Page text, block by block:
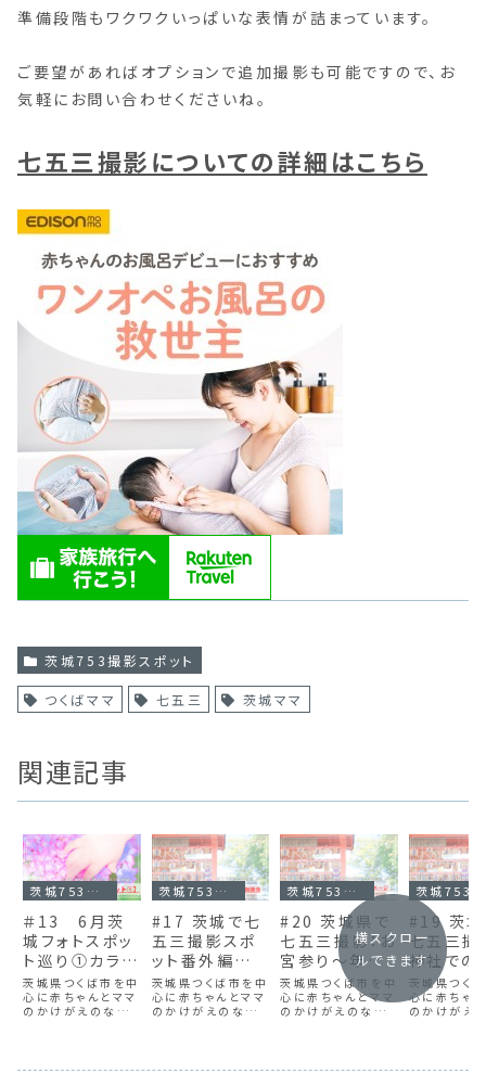
準備段階もワクワクいっぱいな表情が詰まっています。
ご要望があればオプションで追加撮影も可能ですので、お
気軽にお問い合わせくださいね。
七五三撮影についての詳細はこちら
茨城753撮影スポット
つくばママ 七五三 茨城ママ
関連記事
茨城753撮影スポット
＃13 6月茨
城フォトスポッ
ト巡り①カラフ
ルな紫陽花＠
雨引観音・大
宝八幡宮
茨城県つくば市を中
心に赤ちゃんとママ
のかけがえのない
たねの齊藤初美で
茨城753撮影スポット
#17 茨城で七
五三撮影スポ
ット番外編〜
千葉県成田山
新勝寺〜
茨城県つくば市を中
心に赤ちゃんとママ
のかけがえのない
たねの齊藤初美で
茨城753撮影スポット
#20 茨城県で
七五三撮影：お
宮参り〜年齢
別のイメージ
編
茨城県つくば市を中
心に赤ちゃんとママ
のかけがえのない
たねの齊藤初美で
#19 茨
七五三撮
神社での
撮影編
茨城県つく
心に赤ちゃ
のかけがえ
たねの齊藤
横スクロー
ルできます